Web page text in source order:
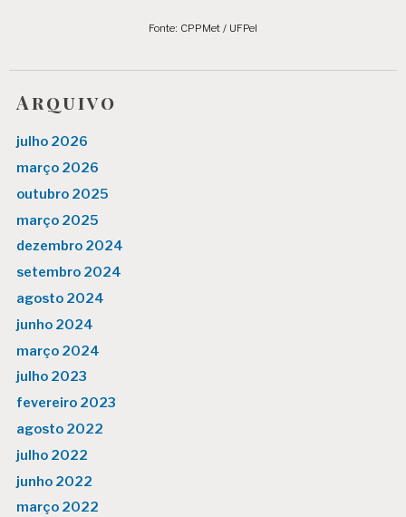
Fonte: CPPMet / UFPel
Arquivo
julho 2026
março 2026
outubro 2025
março 2025
dezembro 2024
setembro 2024
agosto 2024
junho 2024
março 2024
julho 2023
fevereiro 2023
agosto 2022
julho 2022
junho 2022
março 2022